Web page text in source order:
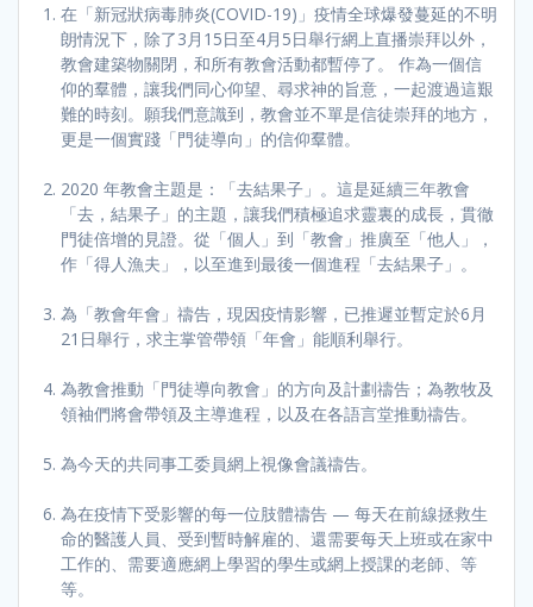
在「新冠狀病毒肺炎(COVID-19)」疫情全球爆發蔓延的不明
朗情況下，除了3月15日至4月5日舉行網上直播崇拜以外，
教會建築物關閉，和所有教會活動都暫停了。 作為一個信
仰的羣體，讓我們同心仰望、尋求神的旨意，一起渡過這艱
難的時刻。願我們意識到，教會並不單是信徒崇拜的地方，
更是一個實踐「門徒導向」的信仰羣體。
2020 年教會主題是：「去結果子」。這是延續三年教會
「去，結果子」的主題，讓我們積極追求靈裏的成長，貫徹
門徒倍增的見證。從「個人」到「教會」推廣至「他人」，
作「得人漁夫」，以至進到最後一個進程「去結果子」。
為「教會年會」禱告，現因疫情影響，已推遲並暫定於6月
21日舉行，求主掌管帶領「年會」能順利舉行。
為教會推動「門徒導向教會」的方向及計劃禱告；為教牧及
領袖們將會帶領及主導進程，以及在各語言堂推動禱告。
為今天的共同事工委員網上視像會議禱告。
為在疫情下受影響的每一位肢體禱告 — 每天在前線拯救生
命的醫護人員、受到暫時解雇的、還需要每天上班或在家中
工作的、需要適應網上學習的學生或網上授課的老師、等
等。